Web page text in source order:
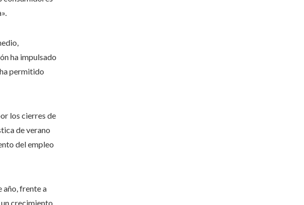
ha impulsado
permitido
los cierres de
de verano
del empleo
año, frente a
crecimiento